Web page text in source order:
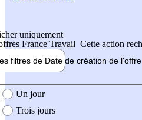
uniquement
France Travail Cette action
filtres de Date de création de l'offre
création de l'offre
Un jour
Trois jours